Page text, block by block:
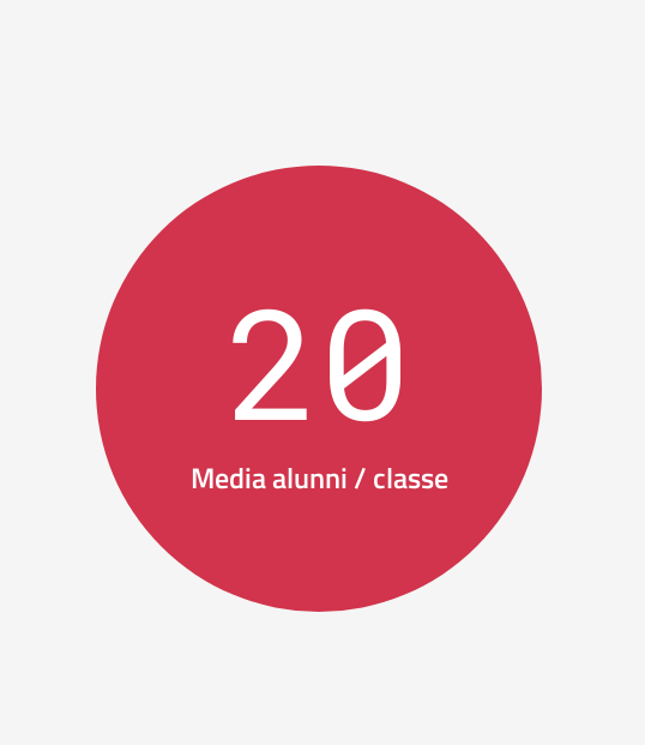
20
Media alunni / classe